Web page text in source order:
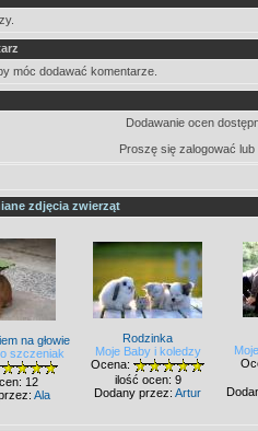
móc dodawać komentarze.
Dodawanie ocen
Proszę się zalogować
zdjęcia zwierząt
na głowie
szczeniak
12
Ala
Rodzinka
Moje Baby i koledzy
Ocena:
ilość ocen: 9
Dodany przez: Artur